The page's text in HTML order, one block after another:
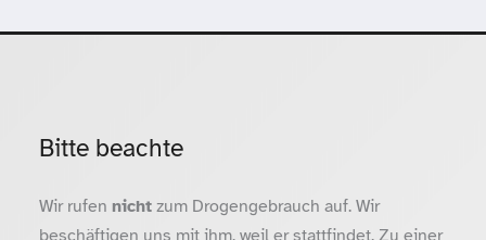
Bitte beachte
Wir rufen nichtzum Drogengebrauch auf. Wir